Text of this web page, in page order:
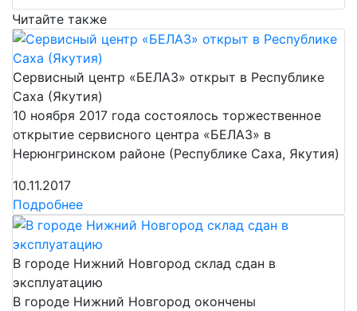
Читайте также
Сервисный центр «БЕЛАЗ» открыт в Республике
Саха (Якутия)
10 ноября 2017 года состоялось торжественное
открытие сервисного центра «БЕЛАЗ» в
Нерюнгринском районе (Республике Саха, Якутия)
10.11.2017
Подробнее
В городе Нижний Новгород склад сдан в
эксплуатацию
В городе Нижний Новгород окончены